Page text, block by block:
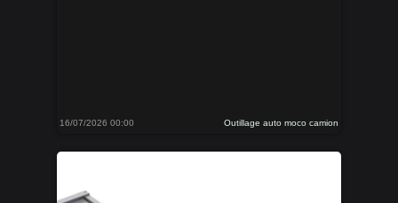
16/07/2026 00:00 Outillage auto moco camion